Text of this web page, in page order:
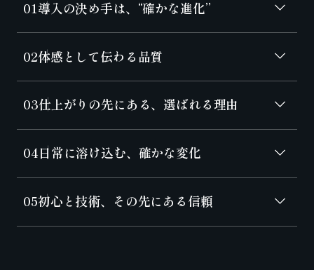
01導入の決め手は、“確かな進化”
02体感として伝わる品質
03仕上がりの先にある、選ばれる理由
04日常に溶け込む、確かな変化
05初心と技術、その先にある信頼